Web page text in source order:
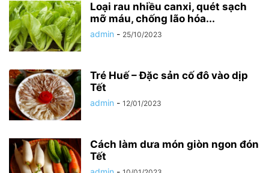
Loại rau nhiều canxi, quét sạch
mỡ máu, chống lão hóa...
admin - 25/10/2023
Tré Huế – Đặc sản cố đô vào dịp
Tết
admin - 12/01/2023
Cách làm dưa món giòn ngon đón
Tết